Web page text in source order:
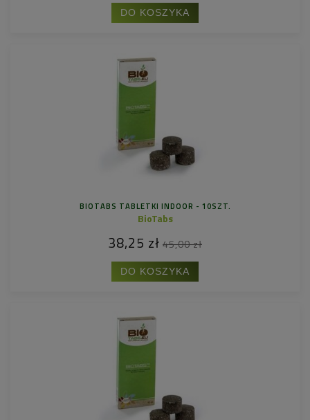
DO KOSZYKA
BIOTABS TABLETKI INDOOR - 10SZT.
BioTabs
38,25 zł 45,00 zł
DO KOSZYKA